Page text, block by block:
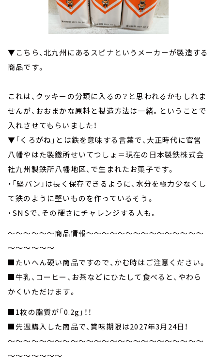
▼こちら、北九州にあるスピナというメーカーが製造する
商品です。
これは、クッキーの分類に入るの？と思われるかもしれま
せんが、おおまかな原料と製造方法は一緒。ということで
入れさせてもらいました！
▼「くろがね」とは鉄を意味する言葉で、大正時代に官営
八幡やはた製鐵所せいてつしょ＝現在の日本製鉄株式会
社九州製鉄所八幡地区、で生まれたお菓子です。
・「堅パン」は長く保存できるように、水分を極力少なくし
て鉄のように堅いものを作っているそう。
・SNSで、その硬さにチャレンジする人も。
～～～～～～商品情報～～～～～～～～～～～～～～～
～～～～～～
■たいへん硬い商品ですので、かむ時はご注意ください。
■牛乳、コーヒー、お茶などにひたして食べると、やわら
かくいただけます。
■1枚の脂質が「0.2g」！！
■先週購入した商品で、賞味期限は2027年3月24日！
～～～～～～～～～～～～～～～～～～～～～～～～～
～～～～～～～